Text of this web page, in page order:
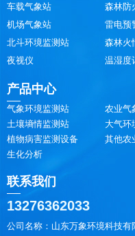
车载气象站
森林防
机场气象站
雷电预
北斗环境监测站
森林火
夜视仪
温湿度
产品中心
气象环境监测站 农业气
土壤墒情监测站
大气环
植物病害监测设备
其他农
生化分析
联系我们
13276362033
公司名称：山东万象环境科技有